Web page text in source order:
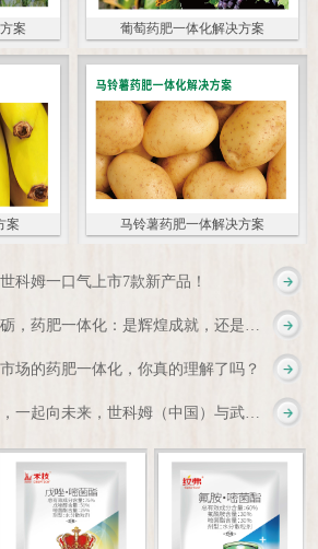
案 葡萄药肥一体化解决方案
案 马铃薯药肥一体解决方案
科姆一口气上市7款新产品！
十多年磨砺，药肥一体化：是辉煌成就，还是新起点？
场的药肥一体化，你真的理解了吗？
强强联合，一起向未来，世科姆（中国）与武汉科诺达成战略合作协议